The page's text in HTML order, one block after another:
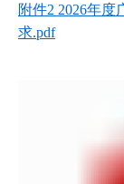
附件2 2026年
求.pdf